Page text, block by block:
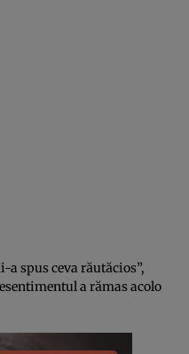
a spus ceva răutăcios”,
a rămas acolo